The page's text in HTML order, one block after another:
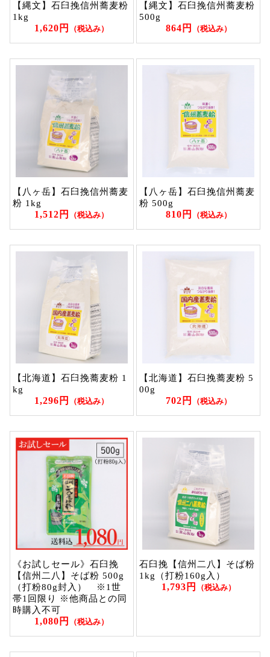
【縄文】石臼挽信州蕎麦粉
1kg
1,620円 （税込み）
【縄文】石臼挽信州蕎麦粉
500g
864円 （税込み）
【八ヶ岳】石臼挽信州蕎麦
粉 1kg
1,512円 （税込み）
【八ヶ岳】石臼挽信州蕎麦
粉 500g
810円 （税込み）
【北海道】石臼挽蕎麦粉 1
kg
1,296円 （税込み）
【北海道】石臼挽蕎麦粉 5
00g
702円 （税込み）
《お試しセール》石臼挽
【信州二八】そば粉 500g
（打粉80g封入） ※1世
帯1回限り ※他商品との同
時購入不可
1,080円 （税込み）
石臼挽【信州二八】そば粉
1kg（打粉160g入）
1,793円 （税込み）